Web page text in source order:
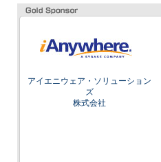
アイエニウェア・ソリューション
ズ
株式会社